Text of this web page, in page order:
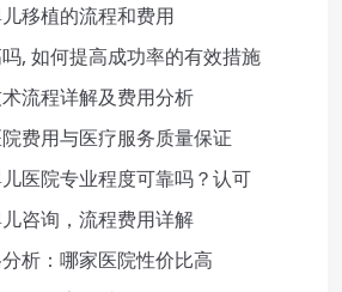
移植的流程和费用
, 如何提高成功率的有效措施
流程详解及费用分析
费用与医疗服务质量保证
医院专业程度可靠吗？认可
咨询，流程费用详解
析：哪家医院性价比高